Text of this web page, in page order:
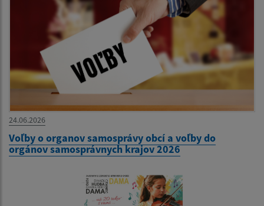
24.06.2026
Voľby o organov samosprávy obcí a voľby do
orgánov samosprávnych krajov 2026